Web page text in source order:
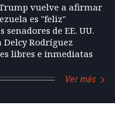
vuelve a afirmar
es "feliz"
senadores de EE. UU.
Delcy Rodríguez
libres e inmediatas
Ver más